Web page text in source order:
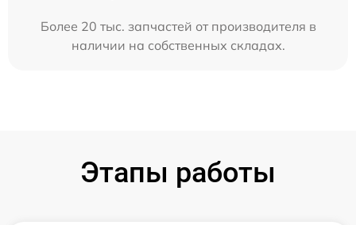
Более 20 тыс. запчастей от производителя в
наличии на собственных складах.
Этапы работы